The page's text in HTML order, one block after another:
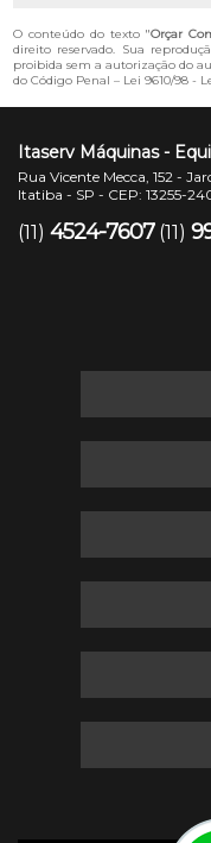
O conteúdo do texto "Orçar
direito reservado. Sua
proibida sem a autorização do
do Código Penal – Lei 9610/98 -
Itaserv Máquinas -
Rua Vicente Mecca, 152 -
Itatiba - SP - CEP: 13255-
(11) 4524-7607 (11)